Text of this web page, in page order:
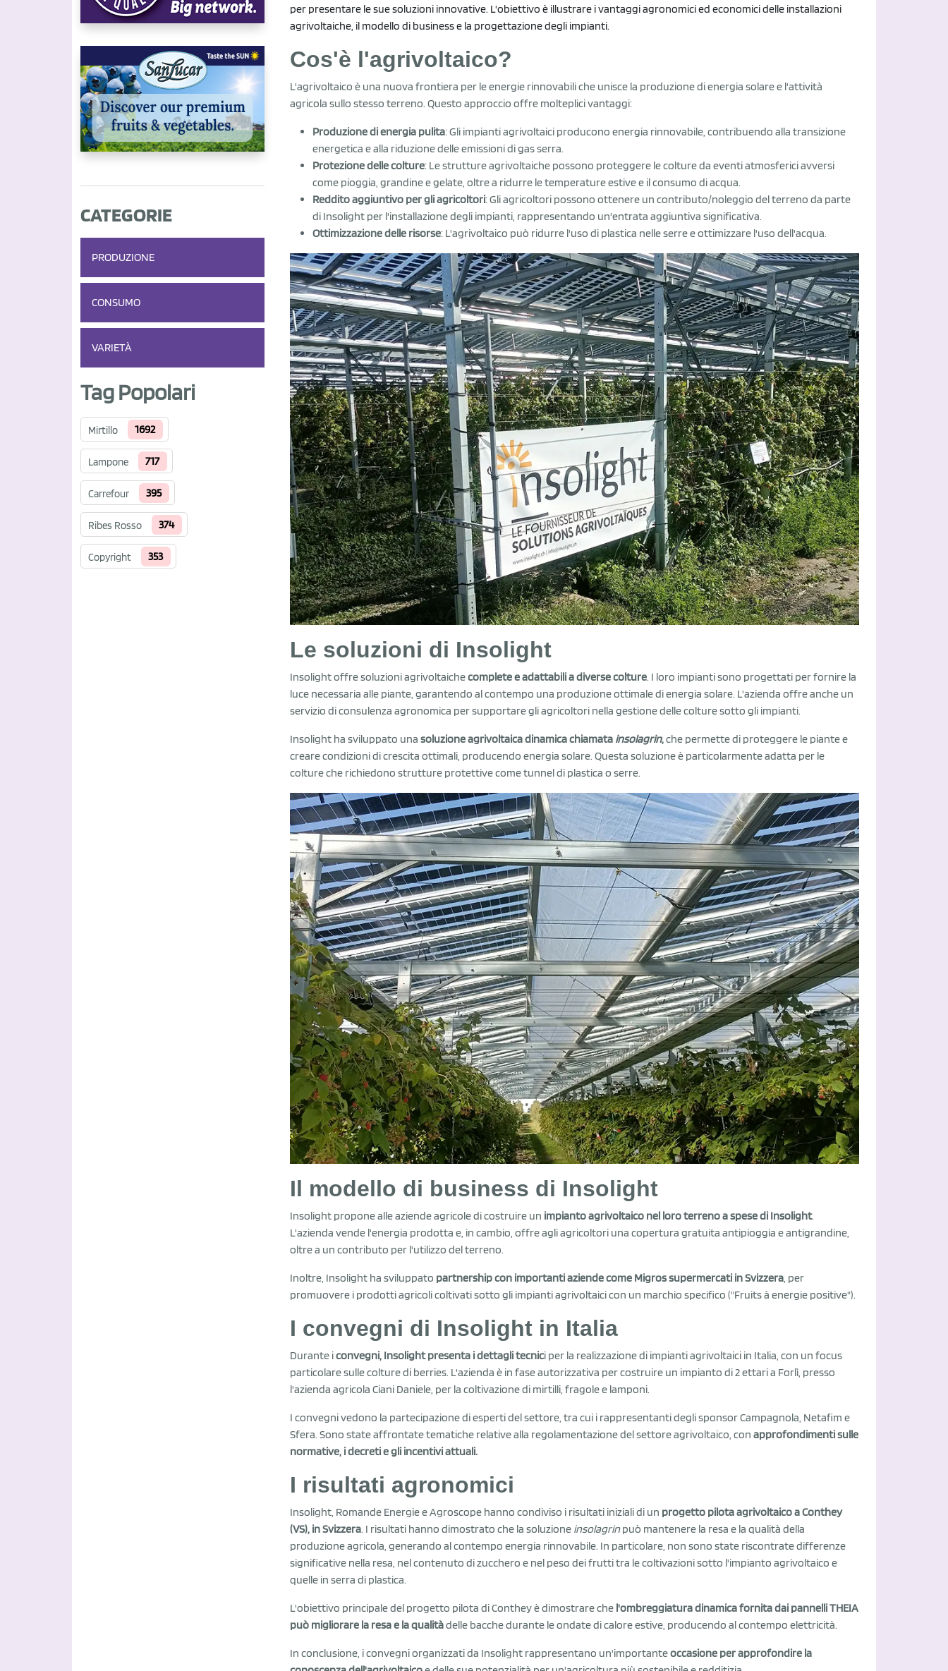
CATEGORIE
PRODUZIONE
CONSUMO
VARIETÀ
Tag Popolari
Mirtillo 1692
Lampone 717
Carrefour 395
Ribes Rosso 374
Copyright 353
per presentare le sue soluzioni innovative. L'obiettivo è illustrare i vantaggi agronomici ed economici delle installazioni
agrivoltaiche, il modello di business e la progettazione degli impianti.
Cos'è l'agrivoltaico?
L'agrivoltaico è una nuova frontiera per le energie rinnovabili che unisce la produzione di energia solare e l'attività
agricola sullo stesso terreno. Questo approccio offre molteplici vantaggi:
Produzione di energia pulita: Gli impianti agrivoltaici producono energia rinnovabile, contribuendo alla transizione
energetica e alla riduzione delle emissioni di gas serra.
Protezione delle colture: Le strutture agrivoltaiche possono proteggere le colture da eventi atmosferici avversi
come pioggia, grandine e gelate, oltre a ridurre le temperature estive e il consumo di acqua.
Reddito aggiuntivo per gli agricoltori: Gli agricoltori possono ottenere un contributo/noleggio del terreno da parte
di Insolight per l'installazione degli impianti, rappresentando un'entrata aggiuntiva significativa.
Ottimizzazione delle risorse: L'agrivoltaico può ridurre l'uso di plastica nelle serre e ottimizzare l'uso dell'acqua.
Le soluzioni di Insolight
Insolight offre soluzioni agrivoltaichecomplete e adattabili a diverse colture. I loro impianti sono progettati per fornire la
luce necessaria alle piante, garantendo al contempo una produzione ottimale di energia solare. L'azienda offre anche un
servizio di consulenza agronomica per supportare gli agricoltori nella gestione delle colture sotto gli impianti.
Insolight ha sviluppato una soluzione agrivoltaica dinamica chiamata insolagrin,che permette di proteggere le piante e
creare condizioni di crescita ottimali, producendo energia solare. Questa soluzione è particolarmente adatta per le
colture che richiedono strutture protettive come tunnel di plastica o serre.
Il modello di business di Insolight
Insolight propone alle aziende agricole di costruire un impianto agrivoltaico nel loro terreno a spese di Insolight.
L'azienda vende l'energia prodotta e, in cambio, offre agli agricoltori una copertura gratuita antipioggia e antigrandine,
oltre a un contributo per l'utilizzo del terreno.
Inoltre, Insolight ha sviluppato partnership con importanti aziende come Migros supermercati in Svizzera, per
promuovere i prodotti agricoli coltivati sotto gli impianti agrivoltaici con un marchio specifico ("Fruits à energie positive").
I convegni di Insolight in Italia
Durante iconvegni, Insolight presenta i dettagli tecnici per la realizzazione di impianti agrivoltaici in Italia, con un focus
particolare sulle colture di berries. L'azienda è in fase autorizzativa per costruire un impianto di 2 ettari a Forlì, presso
l'azienda agricola Ciani Daniele, per la coltivazione di mirtilli, fragole e lamponi.
I convegni vedono la partecipazione di esperti del settore, tra cui i rappresentanti degli sponsor Campagnola, Netafim e
Sfera. Sono state affrontate tematiche relative alla regolamentazione del settore agrivoltaico, con approfondimenti sulle
normative, i decreti e gli incentivi attuali.
I risultati agronomici
Insolight, Romande Energie e Agroscope hanno condiviso i risultati iniziali di un progetto pilota agrivoltaico a Conthey
(VS), in Svizzera. I risultati hanno dimostrato che la soluzione insolagrinpuò mantenere la resa e la qualità della
produzione agricola, generando al contempo energia rinnovabile. In particolare, non sono state riscontrate differenze
significative nella resa, nel contenuto di zucchero e nel peso dei frutti tra le coltivazioni sotto l'impianto agrivoltaico e
quelle in serra di plastica.
L'obiettivo principale del progetto pilota di Conthey è dimostrare che l'ombreggiatura dinamica fornita dai pannelli THEIA
può migliorare la resa e la qualitàdelle bacche durante le ondate di calore estive, producendo al contempo elettricità.
In conclusione, i convegni organizzati da Insolight rappresentano un'importanteoccasione per approfondire la